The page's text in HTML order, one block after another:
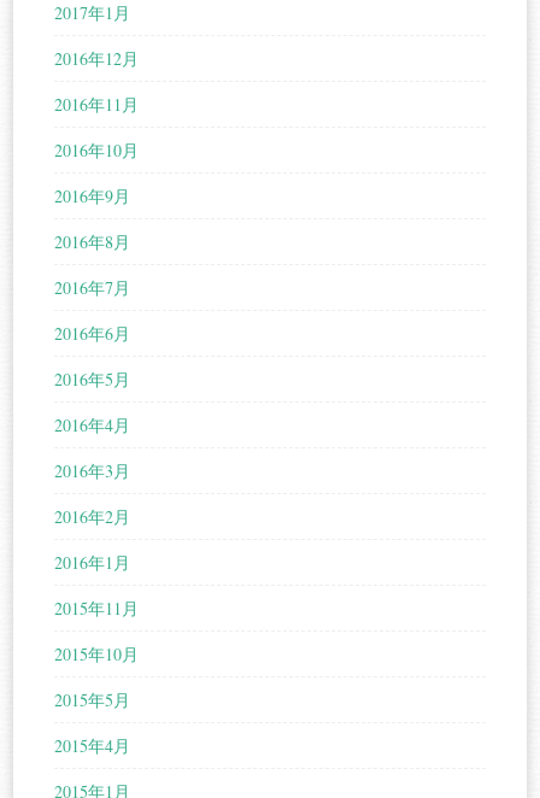
2017年1月
2016年12月
2016年11月
2016年10月
2016年9月
2016年8月
2016年7月
2016年6月
2016年5月
2016年4月
2016年3月
2016年2月
2016年1月
2015年11月
2015年10月
2015年5月
2015年4月
2015年1月